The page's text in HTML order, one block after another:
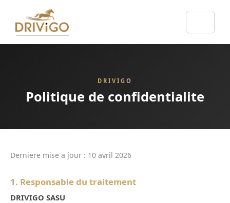
DRIVIGO
Politique de confidentialite
Derniere mise a jour : 10 avril 2026
1. Responsable du traitement
DRIVIGO SASU